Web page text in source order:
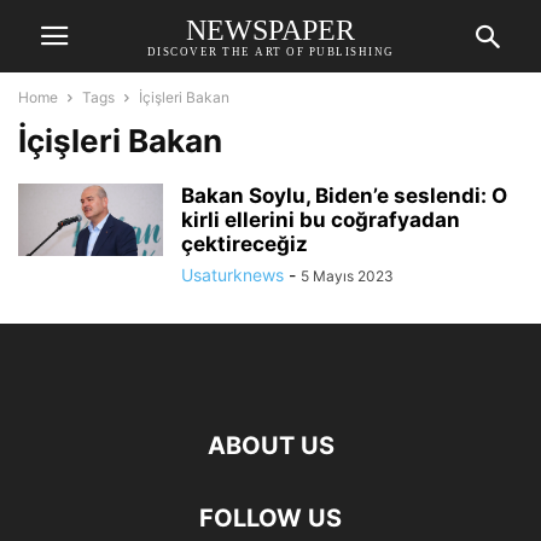
NEWSPAPER
DISCOVER THE ART OF PUBLISHING
Home Tags İçişleri Bakan
İçişleri Bakan
Bakan Soylu, Biden’e seslendi: O
kirli ellerini bu coğrafyadan
çektireceğiz
Usaturknews - 5 Mayıs 2023
ABOUT US
FOLLOW US